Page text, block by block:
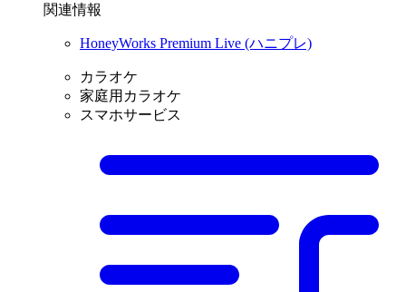
関連情報
HoneyWorks Premium Live (ハニプレ)
カラオケ
家庭用カラオケ
スマホサービス